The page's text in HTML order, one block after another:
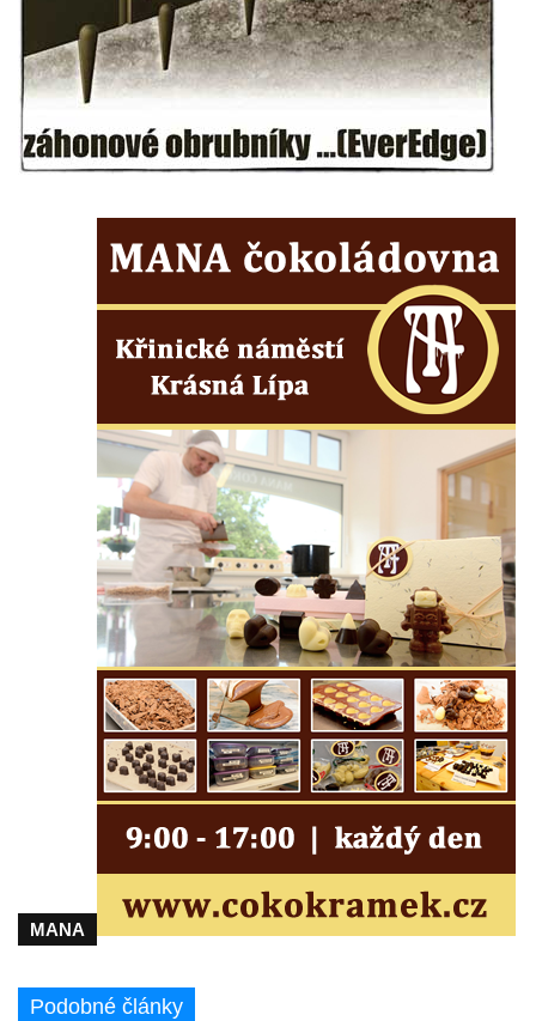
Pramen Tří Svatých u Zákup
Pramen Svatého Kříže u křížové cesty v
Kamenickém Šenově
Sirný pramen v Lužických horách
Hadí pramen
Seibtova studánka u křížové cesty Horní
Maxov
MANA
Podobné články